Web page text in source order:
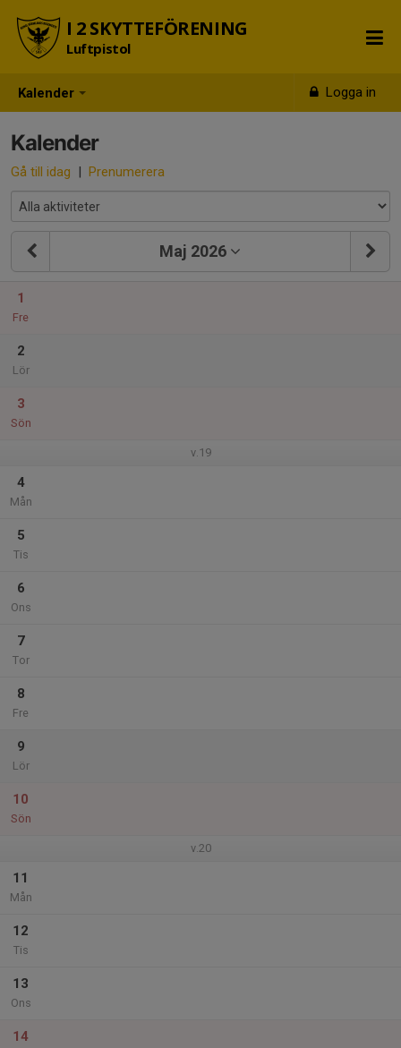
Kalender Logga in
I 2 SKYTTEFÖRENING
Luftpistol
Kalender
Gå till idag | Prenumerera
Maj 2026
1
Fre
2
Lör
3
Sön
v.19
4
Mån
5
Tis
6
Ons
7
Tor
8
Fre
9
Lör
10
Sön
v.20
11
Mån
12
Tis
13
Ons
14